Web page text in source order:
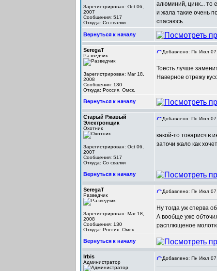
Зарегистрирован: Oct 06,
2007
Сообщения: 517
Откуда: Со свалки
алюминий, цинк... то
и жала такие очень
спасаюсь.
Вернуться к началу
SeregaT
Разведчик
Зарегистрирован: Mar 18,
2008
Сообщения: 130
Откуда: Россия. Омск.
Добавлено: Пн Июл
Тоесть лучше
Наверное отрежу
Вернуться к началу
Старый Ржавый
Электронщик
Охотник
Зарегистрирован: Oct 06,
2007
Сообщения: 517
Откуда: Со свалки
Добавлено: Пн Июл
какой-то товарисч в
заточи жало как
Вернуться к началу
SeregaT
Разведчик
Зарегистрирован: Mar 18,
2008
Сообщения: 130
Откуда: Россия. Омск.
Добавлено: Пн Июл
Ну тогда уж сперва
А вообще уже
расплющеное
Вернуться к началу
Irbis
Администратор
Добавлено: Пн Июл